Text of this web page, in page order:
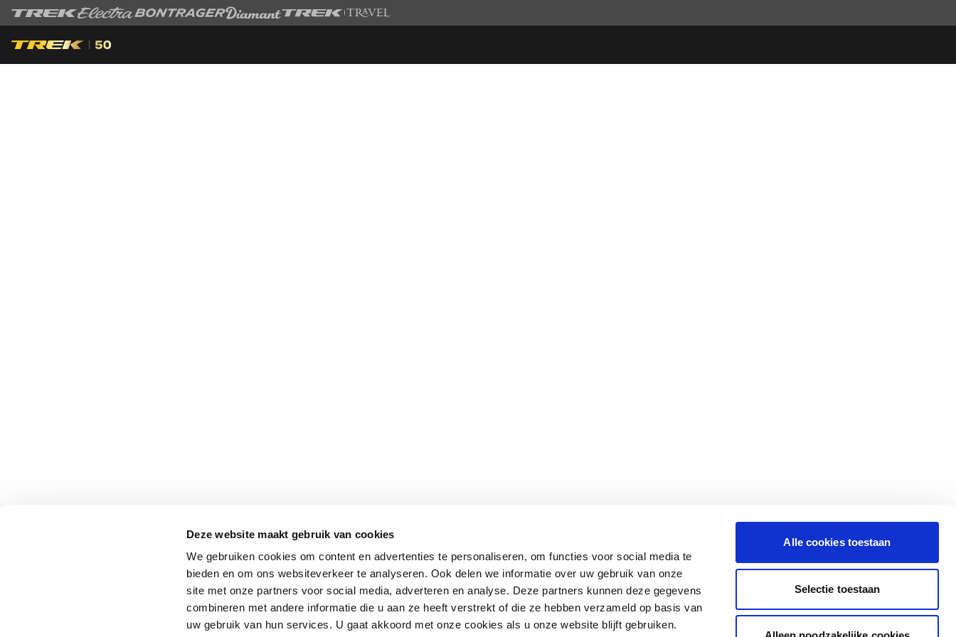
Deze website maakt gebruik van cookies
We gebruiken cookies om content en advertenties te personaliseren, om functies voor social media te
bieden en om ons websiteverkeer te analyseren. Ook delen we informatie over uw gebruik van onze
site met onze partners voor social media, adverteren en analyse. Deze partners kunnen deze gegevens
combineren met andere informatie die u aan ze heeft verstrekt of die ze hebben verzameld op basis van
uw gebruik van hun services. U gaat akkoord met onze cookies als u onze website blijft gebruiken.
Alle cookies toestaan
Selectie toestaan